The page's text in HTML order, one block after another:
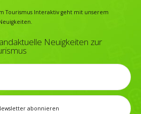
Tourismus Interaktiv geht mit unserem
Neuigkeiten zur